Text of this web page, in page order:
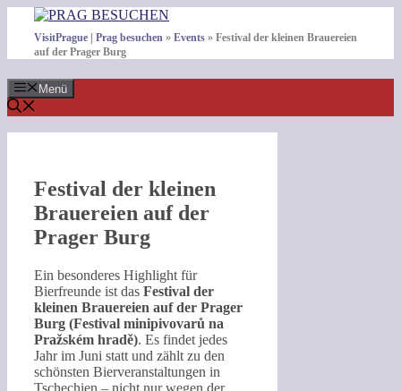
Inhalt
springen
VisitPrague | Prag besuchen » Events » Festival der kleinen Brauereien
auf der Prager Burg
Menü
Festival der kleinen
Brauereien auf der
Prager Burg
Ein besonderes Highlight für
Bierfreunde ist das Festival der
kleinen Brauereien auf der Prager
Burg (Festival minipivovarů na
Pražském hradě). Es findet jedes
Jahr im Juni statt und zählt zu den
schönsten Bierveranstaltungen in